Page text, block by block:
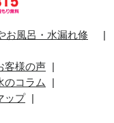
お風呂・水漏れ修
客様の声
のコラム
ップ